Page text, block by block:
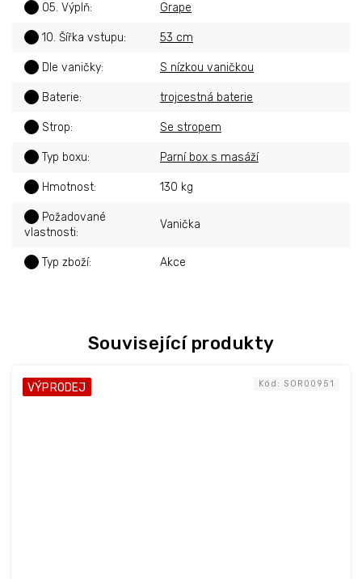
Související produkty
VÝPRODEJ Kód: SOR00951
05. Výplň: Grape
10. Šířka vstupu: 53 cm
Dle vaničky: S nízkou vaničkou
Baterie: trojcestná baterie
Strop: Se stropem
Typ boxu: Parní box s masáží
Hmotnost: 130 kg
Požadované
vlastnosti:
Vanička
Typ zboží: Akce